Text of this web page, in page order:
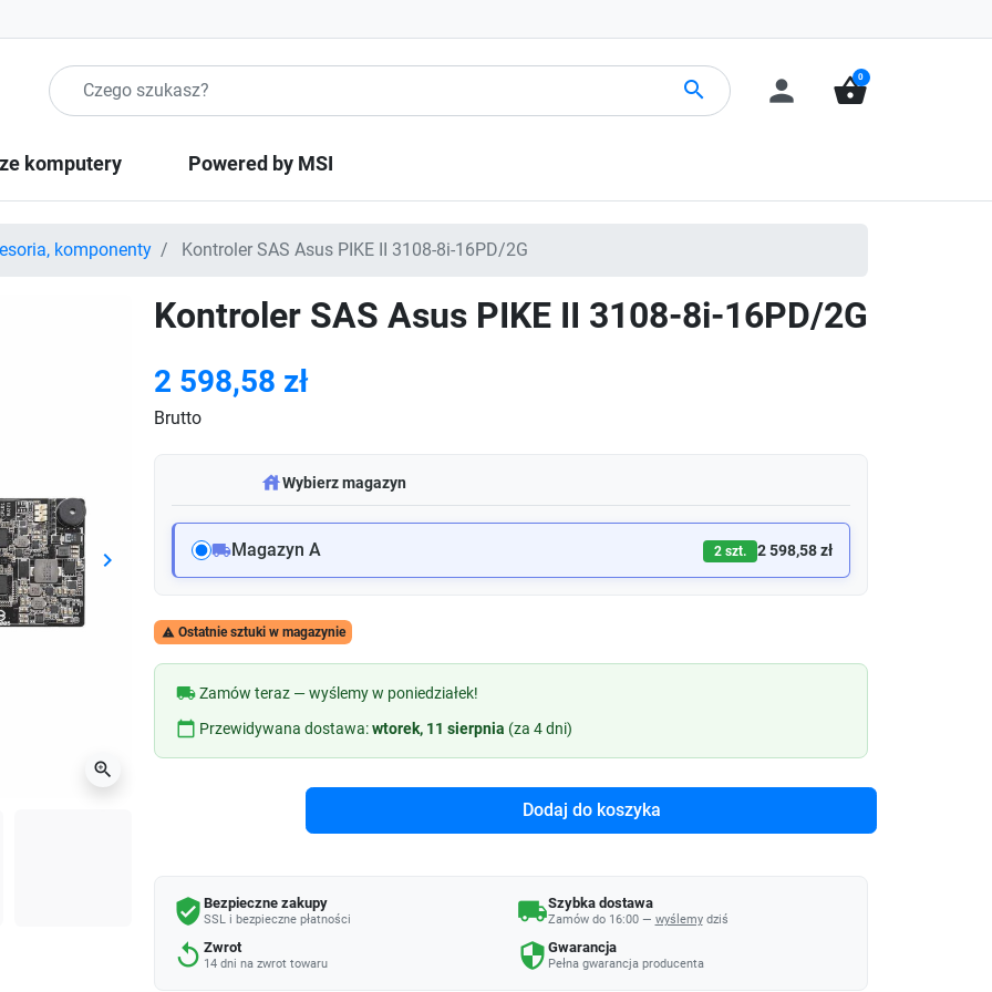
Szukaj produktow search person shopping_basket
0
komputery Powered by MSI
komponenty Kontroler SAS Asus PIKE II 3108-8i-16PD/2G
Następny
keyboard_arrow_right
zoom_in
Kontroler SAS Asus PIKE II 3108-8i-16PD/2G
2 598,58 zł
Brutto
warehouseWybierz magazyn
local_shippingMagazyn A 2 szt. 2 598,58 zł
 Ostatnie sztuki w magazynie
local_shippingZamów teraz — wyślemy w poniedziałek!
calendar_today Przewidywana dostawa:wtorek, 11 sierpnia (za 4 dni)
Dodaj do koszyka
verified_user Bezpieczne zakupy
SSL i bezpieczne płatności local_shippingSzybka dostawa
Zamów do 16:00 — wyślemydziś
replay Zwrot
14 dni na zwrot towaru security Gwarancja
Pełna gwarancja producenta